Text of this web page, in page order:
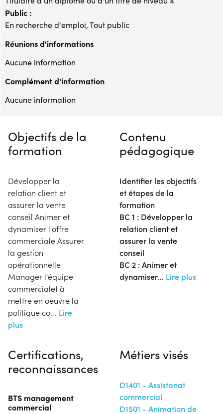
Public :
En recherche d'emploi, Tout public
Réunions d'informations
Aucune information
Complément d'information
Aucune information
Objectifs de la
formation
Développer la
relation client et
assurer la vente
conseil Animer et
dynamiser l'offre
commerciale Assurer
la gestion
opérationnelle
Manager l'équipe
commercialet à
mettre en oeuvre la
politique co... Lire
plus
Contenu
pédagogique
Identifier les objectifs
et étapes de la
formation
BC 1 : Développer la
relation client et
assurer la vente
conseil
BC 2 : Animer et
dynamiser... Lire plus
Certifications,
reconnaissances
BTS management
commercial
Métiers visés
D1401 - Assistanat
commercial
D1501 - Animation de